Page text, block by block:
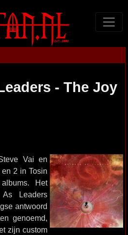
- The Joy
Vai en
2 in Tosin
Het
Leaders
antwoord
genoemd,
zijn custom